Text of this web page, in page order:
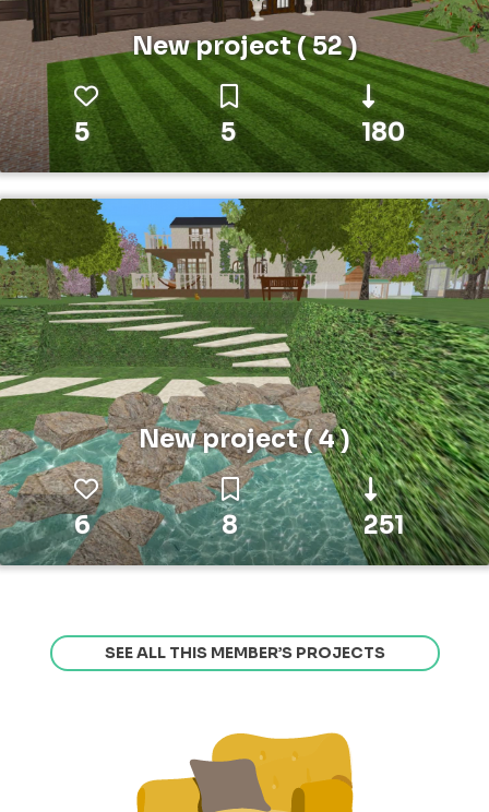
New project ( 52 )
5 5 180
New project ( 4 )
6 8 251
SEE ALL THIS MEMBER’S PROJECTS